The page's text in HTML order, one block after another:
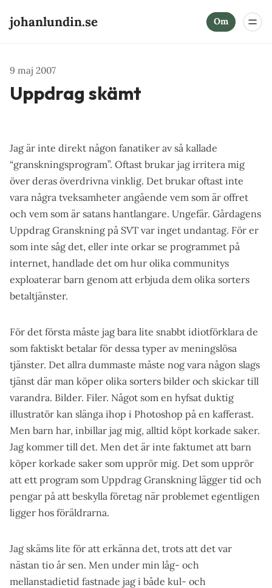
johanlundin.se Om
9 maj 2007
Uppdrag skämt
Jag är inte direkt någon fanatiker av så kallade
“granskningsprogram”. Oftast brukar jag irritera mig
över deras överdrivna vinklig. Det brukar oftast inte
vara några tveksamheter angående vem som är offret
och vem som är satans hantlangare. Ungefär. Gårdagens
Uppdrag Granskning på SVT var inget undantag. För er
som inte såg det, eller inte orkar se programmet på
internet, handlade det om hur olika communitys
exploaterar barn genom att erbjuda dem olika sorters
betaltjänster.
För det första måste jag bara lite snabbt idiotförklara de
som faktiskt betalar för dessa typer av meningslösa
tjänster. Det allra dummaste måste nog vara någon slags
tjänst där man köper olika sorters bilder och skickar till
varandra. Bilder. Filer. Något som en hyfsat duktig
illustratör kan slänga ihop i Photoshop på en kafferast.
Men barn har, inbillar jag mig, alltid köpt korkade saker.
Jag kommer till det. Men det är inte faktumet att barn
köper korkade saker som upprör mig. Det som upprör
att ett program som Uppdrag Granskning lägger tid och
pengar på att beskylla företag när problemet egentligen
ligger hos föräldrarna.
Jag skäms lite för att erkänna det, trots att det var
nästan tio år sen. Men under min låg- och
mellanstadietid fastnade jag i både kul- och